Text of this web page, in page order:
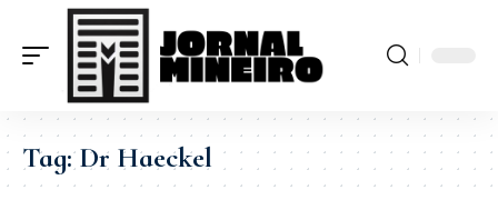
Tag:Dr Haeckel